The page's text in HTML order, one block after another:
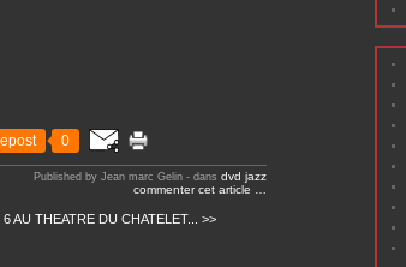
0
Published by Jean marc Gelin - dans dvd jazz
commenter cet article
6 AU THEATRE DU CHATELET... >>